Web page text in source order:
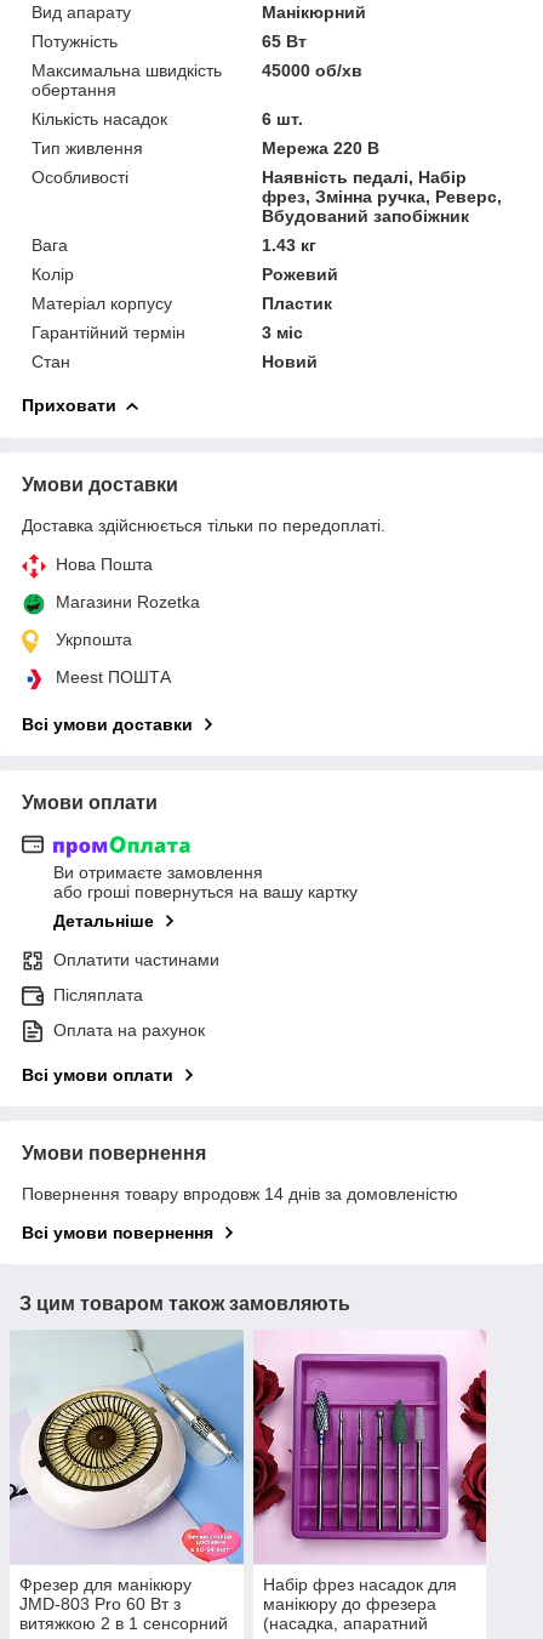
Вид апарату
Манікюрний
Потужність
65 Вт
Максимальна швидкість
обертання
45000 об/хв
Кількість насадок
6 шт.
Тип живлення
Мережа 220 В
Особливості
Наявність педалі, Набір
фрез, Змінна ручка, Реверс,
Вбудований запобіжник
Вага
1.43 кг
Колір
Рожевий
Матеріал корпусу
Пластик
Гарантійний термін
3 міс
Стан
Новий
Приховати
Умови доставки
Доставка здійснюється тільки по передоплаті.
Нова Пошта
Магазини Rozetka
Укрпошта
Meest ПОШТА
Всі умови доставки
Умови оплати
Ви отримаєте замовлення
або гроші повернуться на вашу картку
Детальніше
Оплатити частинами
Післяплата
Оплата на рахунок
Всі умови оплати
Умови повернення
Повернення товару впродовж 14 днів за домовленістю
Всі умови повернення
З цим товаром також замовляють
Фрезер для манікюру
JMD-803 Pro 60 Вт з
витяжкою 2 в 1 сенсорний
Набір фрез насадок для
манікюру до фрезера
(насадка, апаратний